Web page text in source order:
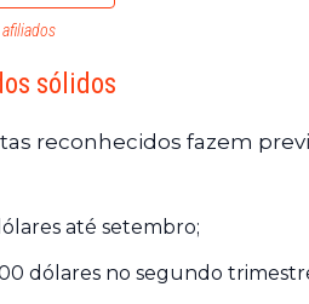
sólidos
reconhecidos fazem
até setembro;
dólares no segundo